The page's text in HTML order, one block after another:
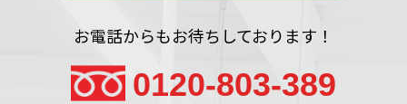
お電話からもお待ちしております！
0120-803-389